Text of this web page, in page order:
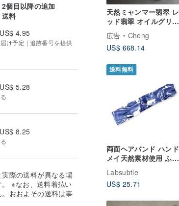
天然ミャンマー翡翠 レ
ッド翡翠 オイルグリー
ン 巧彫り 立ち姿観音
楊柳観音 薬王観音
広告
Cheng
US$ 668.14
送料無料
両面ヘアバンド ハンド
メイ天然素材使用 ふん
ーの手作りヘアアクセ
サリー
Labsubtle
US$ 25.71
2個目以降の追加
送料
US$ 4.95
け予定 | 追跡番号を提供
US$ 5.28
US$ 8.25
際の送料が異なる場
※なお、送料着払い
おおよその送料は事